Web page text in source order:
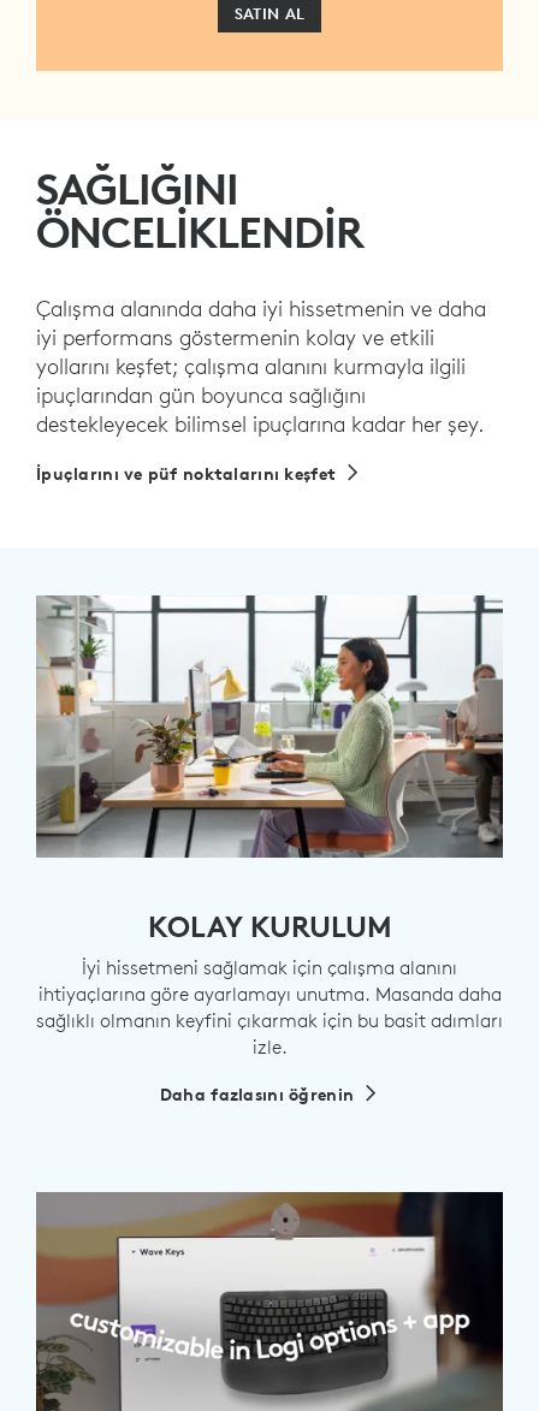
SATIN AL
SAĞLIĞINI
ÖNCELİKLENDİR
Çalışma alanında daha iyi hissetmenin ve daha
iyi performans göstermenin kolay ve etkili
yollarını keşfet; çalışma alanını kurmayla ilgili
ipuçlarından gün boyunca sağlığını
destekleyecek bilimsel ipuçlarına kadar her şey.
İpuçlarını ve püf noktalarını keşfet
KOLAY KURULUM
İyi hissetmeni sağlamak için çalışma alanını
ihtiyaçlarına göre ayarlamayı unutma. Masanda daha
sağlıklı olmanın keyfini çıkarmak için bu basit adımları
izle.
Daha fazlasını öğrenin